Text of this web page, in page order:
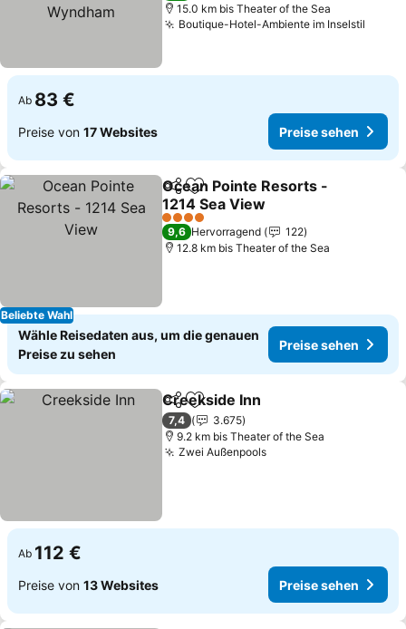
15.0 km bis Theater of the Sea
Boutique-Hotel-Ambiente im Inselstil
Ab 83 €
Preise von 17 Websites Preise sehen
Beliebte Wahl
TeilenZu Favoriten hinzufügen
Ocean Pointe Resorts -
1214 Sea View
Preise sehen
4 Sterne
9,6 Hervorragend
122
12.8 km bis Theater of the Sea
Wähle Reisedaten aus, um die genauen
Preise zu sehen
Preise sehen
TeilenZu Favoriten hinzufügen
Creekside Inn
7,4
3.675
9.2 km bis Theater of the Sea
Zwei AußenpoolsPreise sehen
Ab 112 €
Preise von 13 Websites Preise sehen